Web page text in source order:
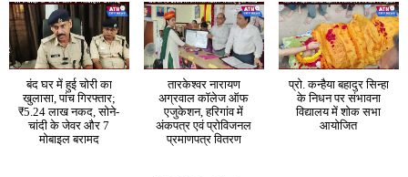
बंद घर में हुई चोरी का
खुलासा, पांच गिरफ्तार;
₹5.24 लाख नकद, सोने-
चांदी के जेवर और 7
मोबाइल बरामद
तारकेश्वर नारायण
अग्रवाल कॉलेज ऑफ
एजुकेशन, हरिगांव में
अंकपत्र एवं प्रोविजनल
प्रमाणपत्र वितरण
प्रो. कन्हैया बहादुर सिन्हा
के निधन पर संभावना
विद्यालय में शोक सभा
आयोजित